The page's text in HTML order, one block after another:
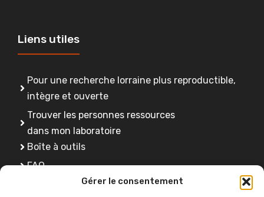
Gérer le consentement
Liens utiles
Pour une recherche lorraine plus reproductible,
intègre et ouverte
Trouver les personnes ressources
dans mon laboratoire
Boîte à outils
FAQ